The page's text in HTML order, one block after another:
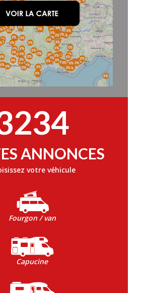
ANNONCES
votre véhicule
Fourgon / van
Capucine